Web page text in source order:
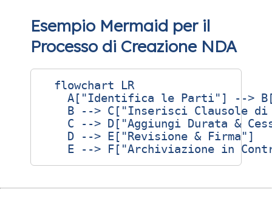
Esempio Mermaid per il
Processo di Creazione NDA
  flowchart LR
A["Identifica le Parti"] -->
B --> C["Inserisci Clausole
C --> D["Aggiungi Durata &
    D --> E["Revisione & Firma"]